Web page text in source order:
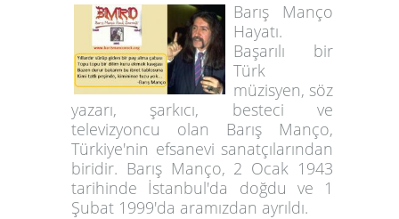
Barış Manço
Hayatı.
Başarılı bir
Türk
müzisyen, söz
yazarı, şarkıcı, besteci ve
televizyoncu olan Barış Manço,
Türkiye'nin efsanevi sanatçılarından
biridir. Barış Manço, 2 Ocak 1943
tarihinde İstanbul'da doğdu ve 1
Şubat 1999'da aramızdan ayrıldı.